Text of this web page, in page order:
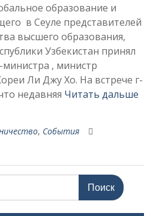
образование и
в Сеуле представителей
высшего образования,
Узбекистан принял
, министр
Ли Джу Хо. На встрече г-
недавняя Читать дальше
, События